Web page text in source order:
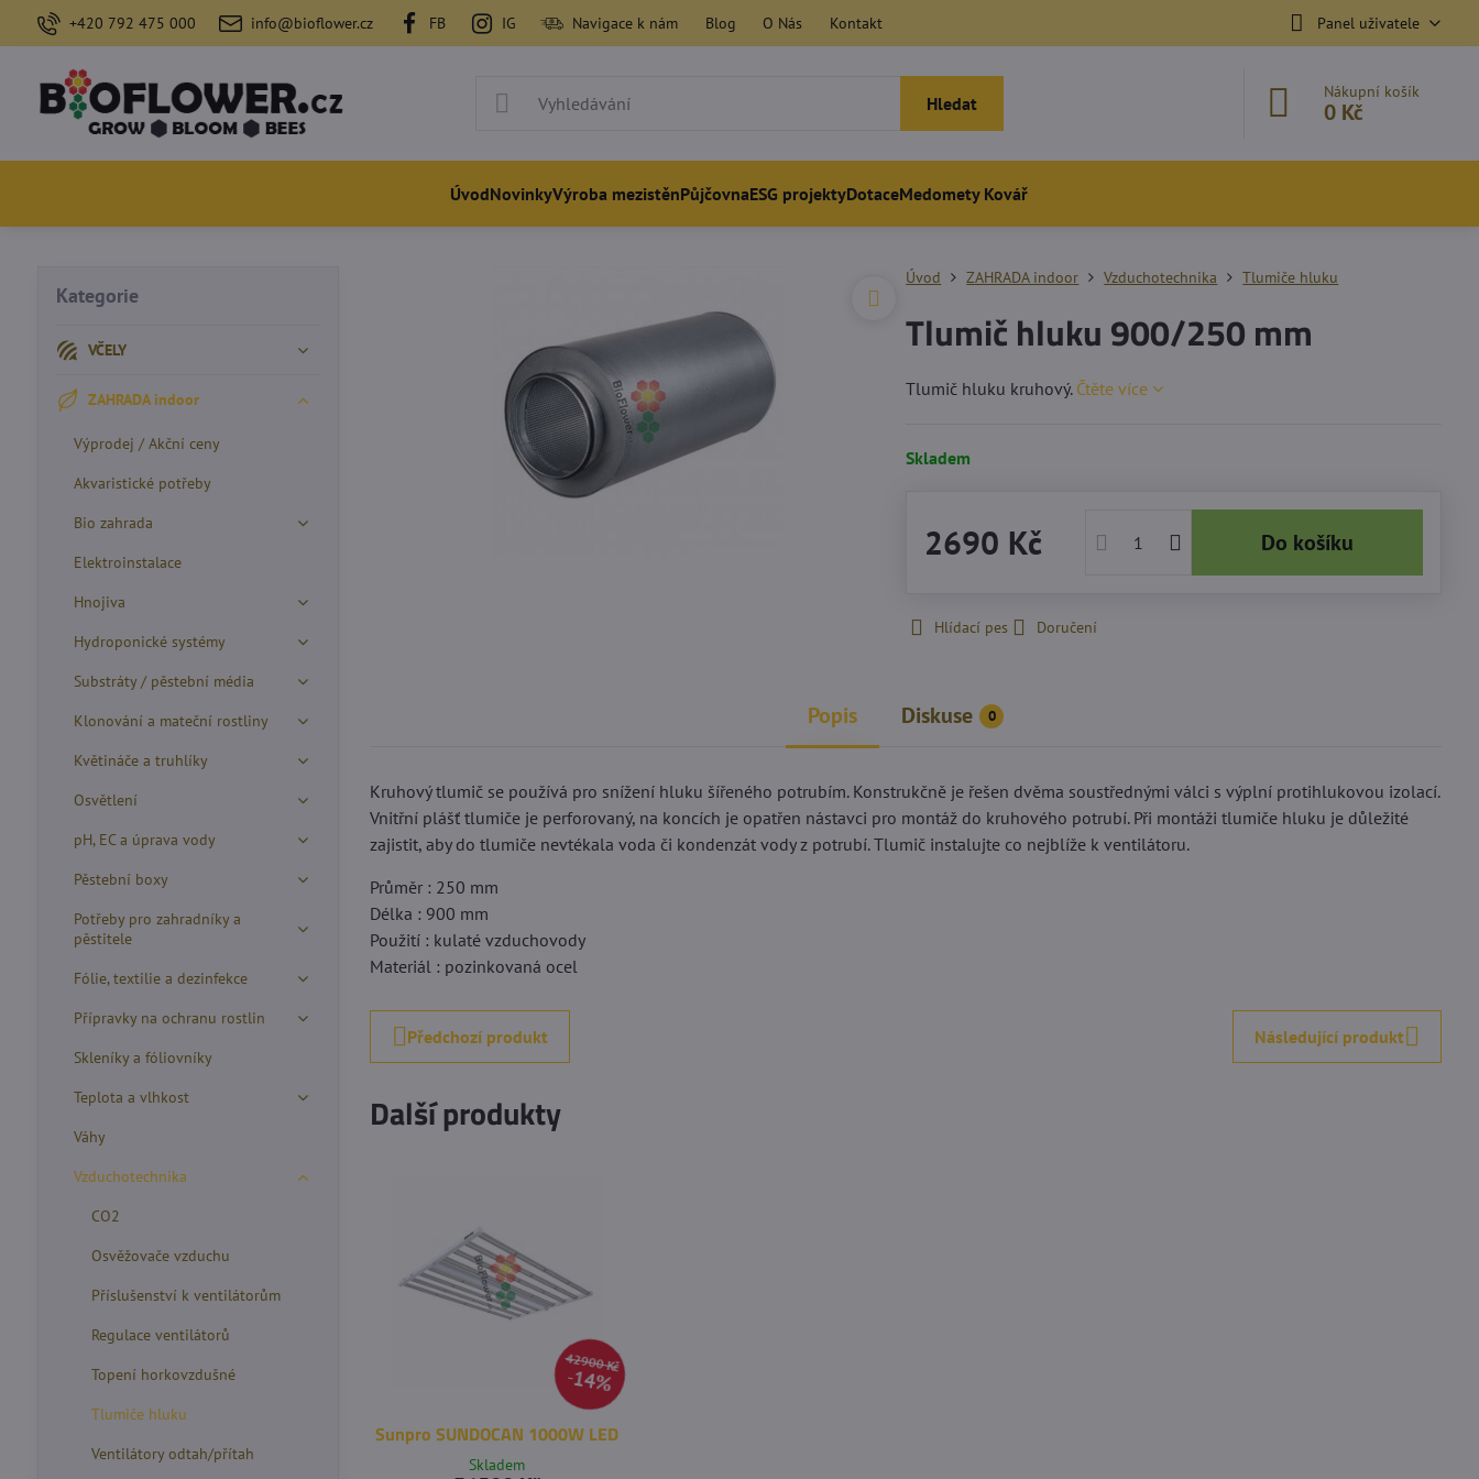
+420 792 475 000 info@bioflower.cz FB IG Navigace k nám Blog O Nás Kontakt Panel uživatele
Hledat
Nákupní košík
0 Kč
ÚvodNovinkyVýroba mezistěnPůjčovnaESG projektyDotaceMedomety Kovář
Úvod ZAHRADA indoor Vzduchotechnika Tlumiče hluku
Tlumič hluku 900/250 mm
Tlumič hluku kruhový. Čtěte více
Skladem
2690 Kč Do košíku
Hlídací pes Doručení
Popis Diskuse 0
Kruhový tlumič se používá pro snížení hluku šířeného potrubím. Konstrukčně je řešen dvěma soustřednými válci s výplní protihlukovou izolací.
Vnitřní plášť tlumiče je perforovaný, na koncích je opatřen nástavci pro montáž do kruhového potrubí. Při montáži tlumiče hluku je důležité
zajistit, aby do tlumiče nevtékala voda či kondenzát vody z potrubí. Tlumič instalujte co nejblíže k ventilátoru.
Průměr : 250 mm
Délka : 900 mm
Použití : kulaté vzduchovody
Materiál : pozinkovaná ocel
Předchozí produkt Následující produkt
Další produkty
42900 Kč
14%
Sunpro SUNDOCAN 1000W LED
Skladem
Kategorie
VČELY
ZAHRADA indoor
Výprodej / Akční ceny
Akvaristické potřeby
Bio zahrada
Elektroinstalace
Hnojiva
Hydroponické systémy
Substráty / pěstební média
Klonování a mateční rostliny
Květináče a truhlíky
Osvětlení
pH, EC a úprava vody
Pěstební boxy
Potřeby pro zahradníky a
pěstitele
Fólie, textilie a dezinfekce
Přípravky na ochranu rostlin
Skleníky a fóliovníky
Teplota a vlhkost
Váhy
Vzduchotechnika
CO2
Osvěžovače vzduchu
Příslušenství k ventilátorům
Regulace ventilátorů
Topení horkovzdušné
Tlumiče hluku
Ventilátory odtah/přítah